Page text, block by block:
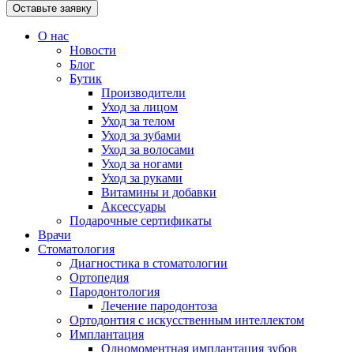
Оставьте заявку
О нас
Новости
Блог
Бутик
Производители
Уход за лицом
Уход за телом
Уход за зубами
Уход за волосами
Уход за ногами
Уход за руками
Витамины и добавки
Аксессуары
Подарочные сертификаты
Врачи
Стоматология
Диагностика в стоматологии
Ортопедия
Пародонтология
Лечение пародонтоза
Ортодонтия с искусственным интеллектом
Имплантация
Одномоментная имплантация зубов